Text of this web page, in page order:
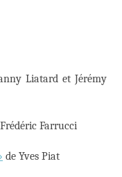
Liatard et Jérémy
Farrucci
de Yves Piat